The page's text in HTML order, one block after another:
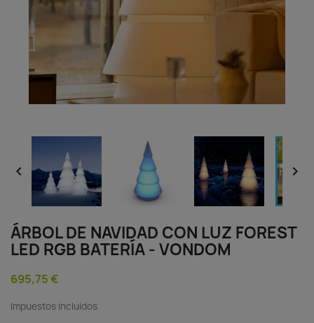
 
ÁRBOL DE NAVIDAD CON LUZ FOREST
LED RGB BATERÍA - VONDOM
695,75 €
Impuestos incluidos